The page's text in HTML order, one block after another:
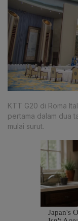
KTT G20 di Roma
pertama dalam dua
mulai surut.